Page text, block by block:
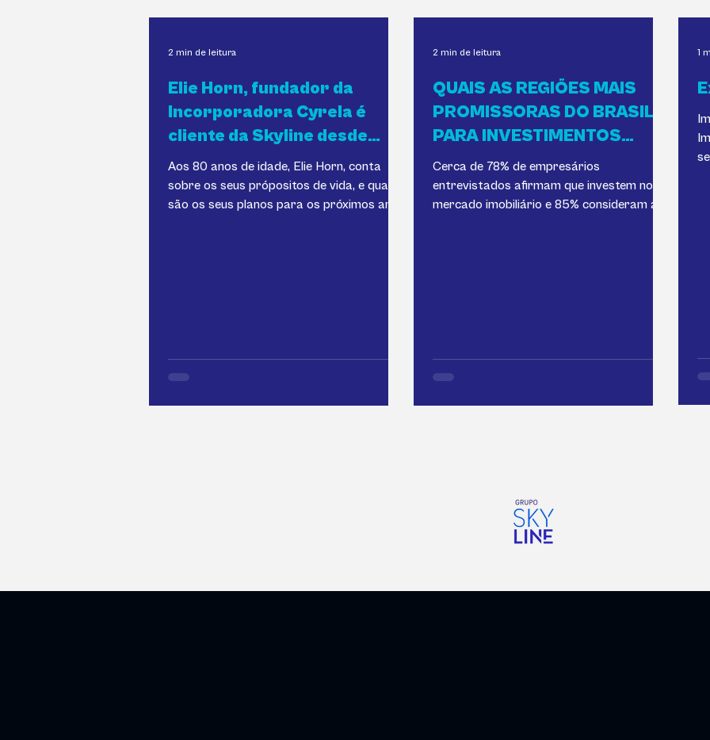
Elie Horn, fundador da
Incorporadora Cyrela é
cliente da Skyline desde
2015
Aos 80 anos de idade, Elie Horn, conta
sobre os seus própositos de vida, e quais
são os seus planos para os próximos anos
2 min de leitura
QUAIS AS REGIÕES MAIS
PROMISSORAS DO BRASIL
PARA INVESTIMENTOS
IMOBILIÁRIOS
ATUALMENTE?
Cerca de 78% de empresários
entrevistados afirmam que investem no
mercado imobiliário e 85% consideram a
2 min de leitura 1